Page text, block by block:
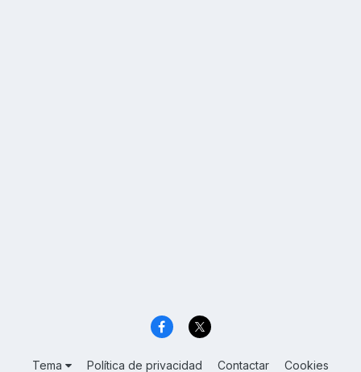
Tema Política de privacidad Contactar Cookies